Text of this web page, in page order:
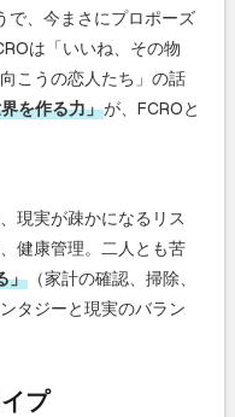
で、今まさにプロポーズ
は「いいね、その物
こうの恋人たち」の話
を作る力」が、FCROと
現実が疎かになるリス
健康管理。二人とも苦
」 （家計の確認、掃除、
タジーと現実のバラン
プ